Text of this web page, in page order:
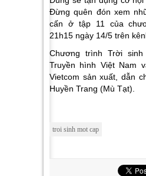
Đừng quên đón xem
cấn ở tập 11 của
21h15 ngày 14/5 trên
Chương trình Trời
Truyền hình Việt Nam
Vietcom sản xuất, dẫn
Huyền Trang (Mù Tạt).
troi sinh mot cap